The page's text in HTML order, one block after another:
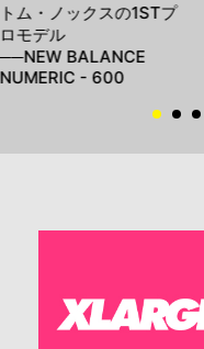
トム・ノックスの1STプ
ロモデル
──NEW BALANCE
NUMERIC - 600